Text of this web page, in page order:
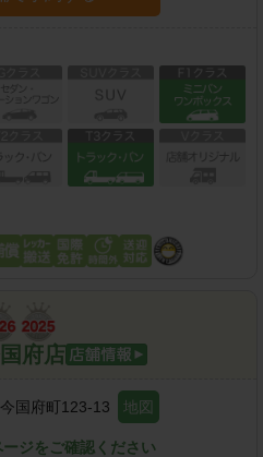
府店
国府町123-13 地図
ージをご確認ください